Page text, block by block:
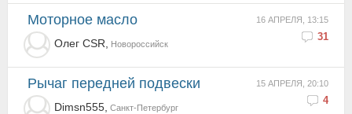
16 АПРЕЛЯ, 13:15
31
Моторное масло
Олег CSR, Новороссийск
15 АПРЕЛЯ, 20:10
4
Рычаг передней подвески
Dimsn555, Санкт-Петербург